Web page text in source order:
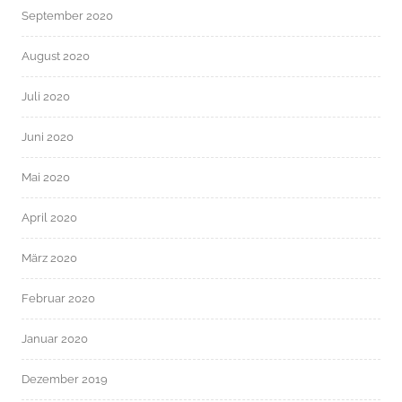
September 2020
August 2020
Juli 2020
Juni 2020
Mai 2020
April 2020
März 2020
Februar 2020
Januar 2020
Dezember 2019